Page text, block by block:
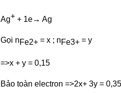
Ag+ + 1e→ Ag
Gọi nFe2+ = x ; nFe3+ = y
=>x + y = 0,15
Bảo toàn electron =>2x+ 3y = 0,35